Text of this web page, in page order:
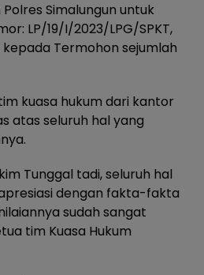
Simalungun untuk
LP/19/I/2023/LPG/SPKT,
Termohon sejumlah
kuasa hukum dari kantor
atas seluruh hal yang
Tunggal tadi, seluruh hal
dengan fakta-fakta
sudah sangat
tim Kuasa Hukum